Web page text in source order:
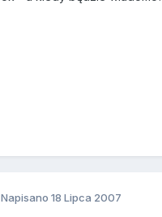
Napisano 18 Lipca 2007